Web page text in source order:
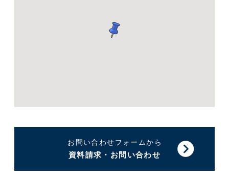
お問い合わせフォームから
資料請求・お問い合わせ